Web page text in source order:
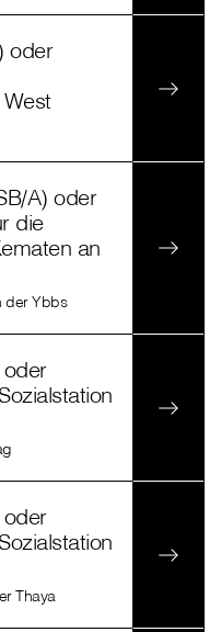
oder
A) oder
die
an
der Ybbs
Thaya